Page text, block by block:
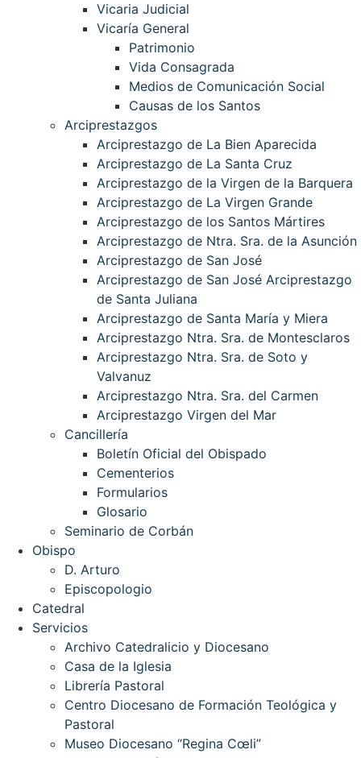
Vicaria Judicial
Vicaría General
Patrimonio
Vida Consagrada
Medios de Comunicación Social
Causas de los Santos
Arciprestazgos
Arciprestazgo de La Bien Aparecida
Arciprestazgo de La Santa Cruz
Arciprestazgo de la Virgen de la Barquera
Arciprestazgo de La Virgen Grande
Arciprestazgo de los Santos Mártires
Arciprestazgo de Ntra. Sra. de la Asunción
Arciprestazgo de San José
Arciprestazgo de San José Arciprestazgo
de Santa Juliana
Arciprestazgo de Santa María y Miera
Arciprestazgo Ntra. Sra. de Montesclaros
Arciprestazgo Ntra. Sra. de Soto y
Valvanuz
Arciprestazgo Ntra. Sra. del Carmen
Arciprestazgo Virgen del Mar
Cancillería
Boletín Oficial del Obispado
Cementerios
Formularios
Glosario
Seminario de Corbán
Obispo
D. Arturo
Episcopologio
Catedral
Servicios
Archivo Catedralicio y Diocesano
Casa de la Iglesia
Librería Pastoral
Centro Diocesano de Formación Teológica y
Pastoral
Museo Diocesano “Regina Cœli”